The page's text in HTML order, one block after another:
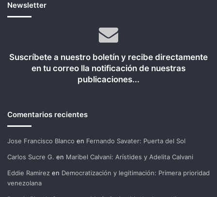
Newsletter
Suscríbete a nuestro boletín y recibe directamente
en tu correo lla notificación de nuestras
publicaciones...
Comentarios recientes
Jose Francisco Blanco en Fernando Savater: Puerta del Sol
Carlos Sucre G. en Maribel Calvani: Arístides y Adelita Calvani
Eddie Ramirez en Democratización y legitimación: Primera prioridad
venezolana